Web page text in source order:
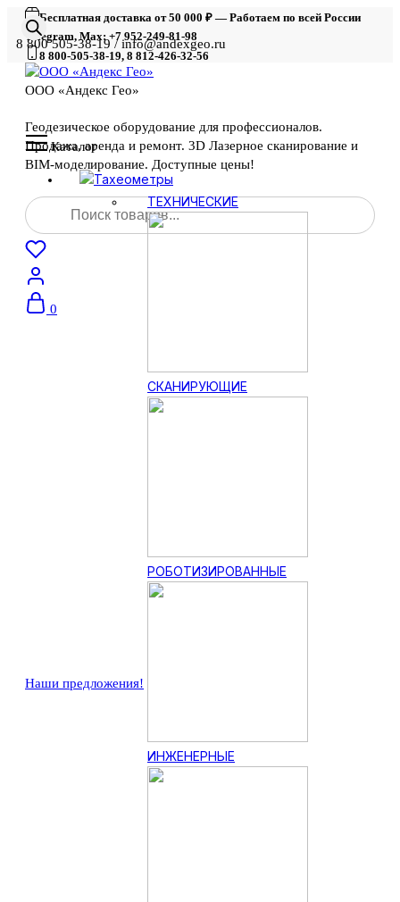
Бесплатная доставка от 50 000 ₽ — Работаем по всей России
Telegram, Max: +7 952-249-81-98
8 800-505-38-19, 8 812-426-32-56
8 800 505-38-19 / info@andexgeo.ru
ООО «Андекс Гео»
Геодезическое оборудование для профессионалов.
Продажа, аренда и ремонт. 3D Лазерное сканирование и
BIM-моделирование. Доступные цены!
Поиск
товаров
0
Наши предложения!
Каталог
Тахеометры
ТЕХНИЧЕСКИЕ
СКАНИРУЮЩИЕ
РОБОТИЗИРОВАННЫЕ
ИНЖЕНЕРНЫЕ